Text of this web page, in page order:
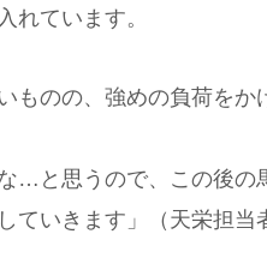
れています。
ものの、強めの負荷を
…と思うので、この後の
ていきます」（天栄担当